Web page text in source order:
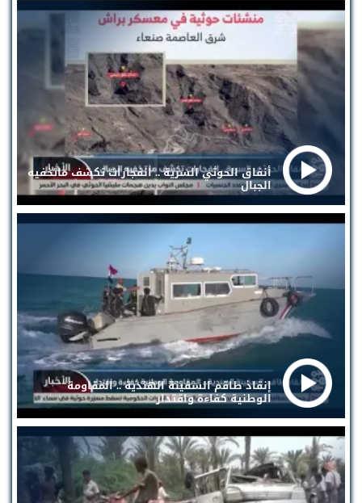
أنفاق الحوثي السرية .. انفجارات تكشف ماتخفيه
الجبال
إنقاذ طاقم السفينة الهندية .. المقاومة
الوطنية كفاءة واقتدار